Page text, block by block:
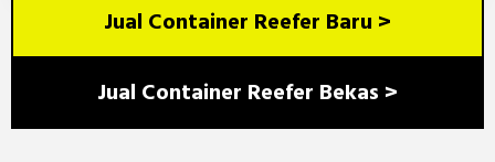
Jual Container Reefer Baru >
Jual Container Reefer Bekas >